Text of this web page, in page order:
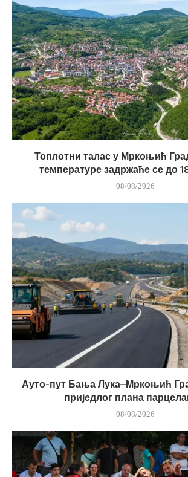
Топлотни талас у Мркоњић
температуре задржаће се до
08/08/2026
Ауто-пут Бања Лука–Мркоњић
приједлог плана
08/08/2026